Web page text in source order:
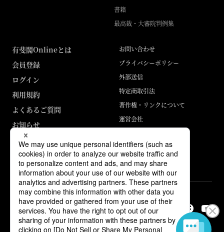
書籍
最高裁・大審院判例集
有斐閣Onlineとは
会員登録
ログイン
利用規約
よくあるご質問
お知らせ
お問い合わせ
プライバシーポリシー
外部送信
特定商取引法
著作権・リンクについて
運営会社